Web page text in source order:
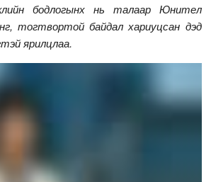
бодлогынх нь талаар Юнител
тогтвортой байдал хариуцсан дэд
ярилцлаа.